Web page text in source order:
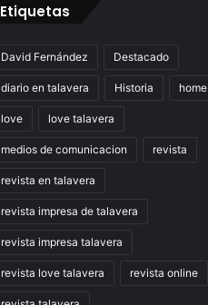
Etiquetas
David Fernández Destacado
diario en talavera Historia home
love love talavera
medios de comunicacion revista
revista en talavera
revista impresa de talavera
revista impresa talavera
revista love talavera revista online